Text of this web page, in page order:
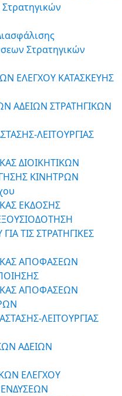
Στρατηγικών
Στρατηγικών
ΕΛΕΓΧΟΥ ΚΑΤΑΣΚΕΥΗΣ
ΑΔΕΙΩΝ ΣΤΡΑΤΗΓΙΚΩΝ
ΛΕΙΤΟΥΡΓΙΑΣ
ΔΙΟΙΚΗΤΙΚΩΝ
ΚΙΝΗΤΡΩΝ
ΕΚΔΟΣΗΣ
ΤΙΣ ΣΤΡΑΤΗΓΙΚΕΣ
ΑΠΟΦΑΣΕΩΝ
ΑΠΟΦΑΣΕΩΝ
ΛΕΙΤΟΥΡΓΙΑΣ
ΑΔΕΙΩΝ
ΕΛΕΓΧΟΥ